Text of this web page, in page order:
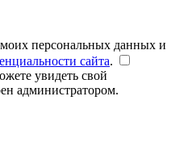
персональных данных и
сайта.
увидеть свой
администратором.